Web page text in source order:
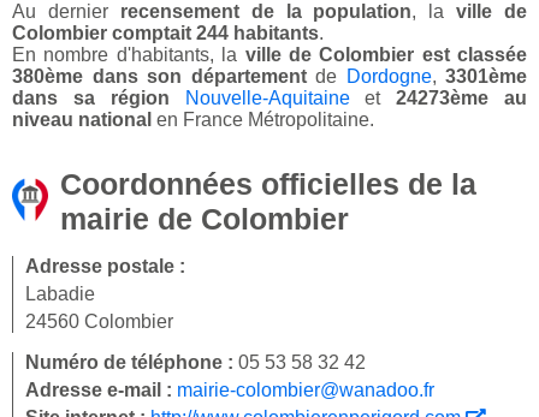
Au dernier recensement de la population, laville de
Colombier comptait 244 habitants.
En nombre d'habitants, la ville de Colombier est classée
380ème dans son départementde Dordogne, 3301ème
dans sa région
Nouvelle-Aquitaineet24273ème au
niveau national en France Métropolitaine.
Coordonnées officielles de la
mairie de Colombier
Adresse postale :
Labadie
24560 Colombier
Numéro de téléphone : 05 53 58 32 42
Adresse e-mail : mairie-colombier@wanadoo.fr